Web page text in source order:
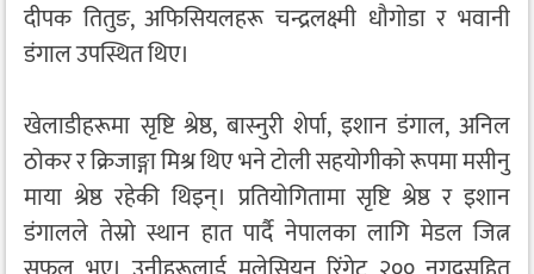
दीपक तितुङ, अफिसियलहरू चन्द्रलक्ष्मी धौगोडा र भवानी
डंगाल उपस्थित थिए।
खेलाडीहरूमा सृष्टि श्रेष्ठ, बास्नुरी शेर्पा, इशान डंगाल, अनिल
ठोकर र क्रिजाङ्गा मिश्र थिए भने टोली सहयोगीको रूपमा मसीनु
माया श्रेष्ठ रहेकी थिइन्। प्रतियोगितामा सृष्टि श्रेष्ठ र इशान
डंगालले तेस्रो स्थान हात पार्दै नेपालका लागि मेडल जित्न